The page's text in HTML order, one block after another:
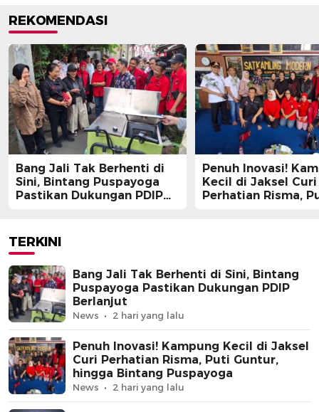
REKOMENDASI
Bang Jali Tak Berhenti di
Sini, Bintang Puspayoga
Pastikan Dukungan PDIP
Penuh Inovasi!
Kecil di Jaksel Curi
Perhatian Risma,
TERKINI
Bang Jali Tak Berhenti di Sini, Bintang
Puspayoga Pastikan Dukungan PDIP
Berlanjut
News 2 hari yang lalu
Penuh Inovasi! Kampung Kecil di Jaksel
Curi Perhatian Risma, Puti Guntur,
hingga Bintang Puspayoga
News 2 hari yang lalu